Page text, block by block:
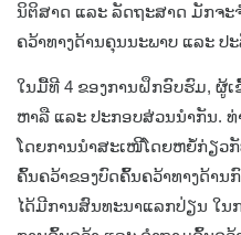
ນິຕິສາດ ແລະ ລັດຖະສາດ ມັກຈະ
ຄວ້າທາງດ້ານຄຸນນະພາບ ແລະ ປ
ໃນມື້ທີ 4 ຂອງການຝຶກອົບຮົມ, ຜູ້
ຫາລື ແລະ ປະກອບສ່ວນນໍາກັນ. ທ່
ໂດຍການນໍາສະເໜີໂດຍຫຍໍ້ກ່ຽວ
ຄົ້ນຄວ້າຂອງບົດຄົ້້ນຄວ້າທາງດ້າ
ໄດ້ມີການສົນທະນາແລກປ່ຽນ ໃນ